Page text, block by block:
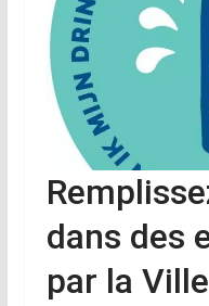
dans des
par la